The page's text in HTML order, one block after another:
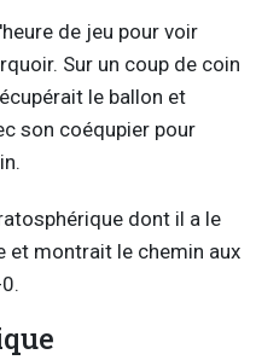
de jeu pour voir
Sur un coup de coin
le ballon et
son coéqupier pour
dont il a le
et montrait le chemin aux